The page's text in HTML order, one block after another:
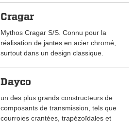
Cragar
Mythos Cragar S/S. Connu pour la
réalisation de jantes en acier chromé,
surtout dans un design classique.
Dayco
un des plus grands constructeurs de
composants de transmission, tels que
courroies crantées, trapézoïdales et